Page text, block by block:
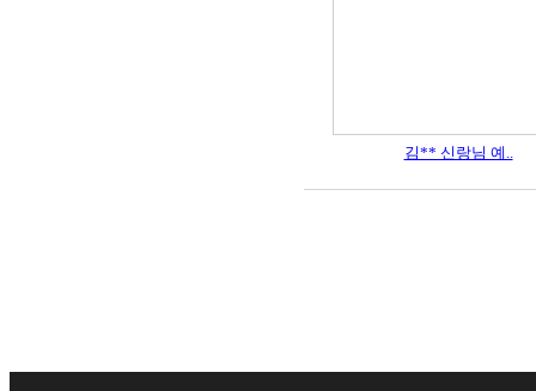
김** 신랑님 예..